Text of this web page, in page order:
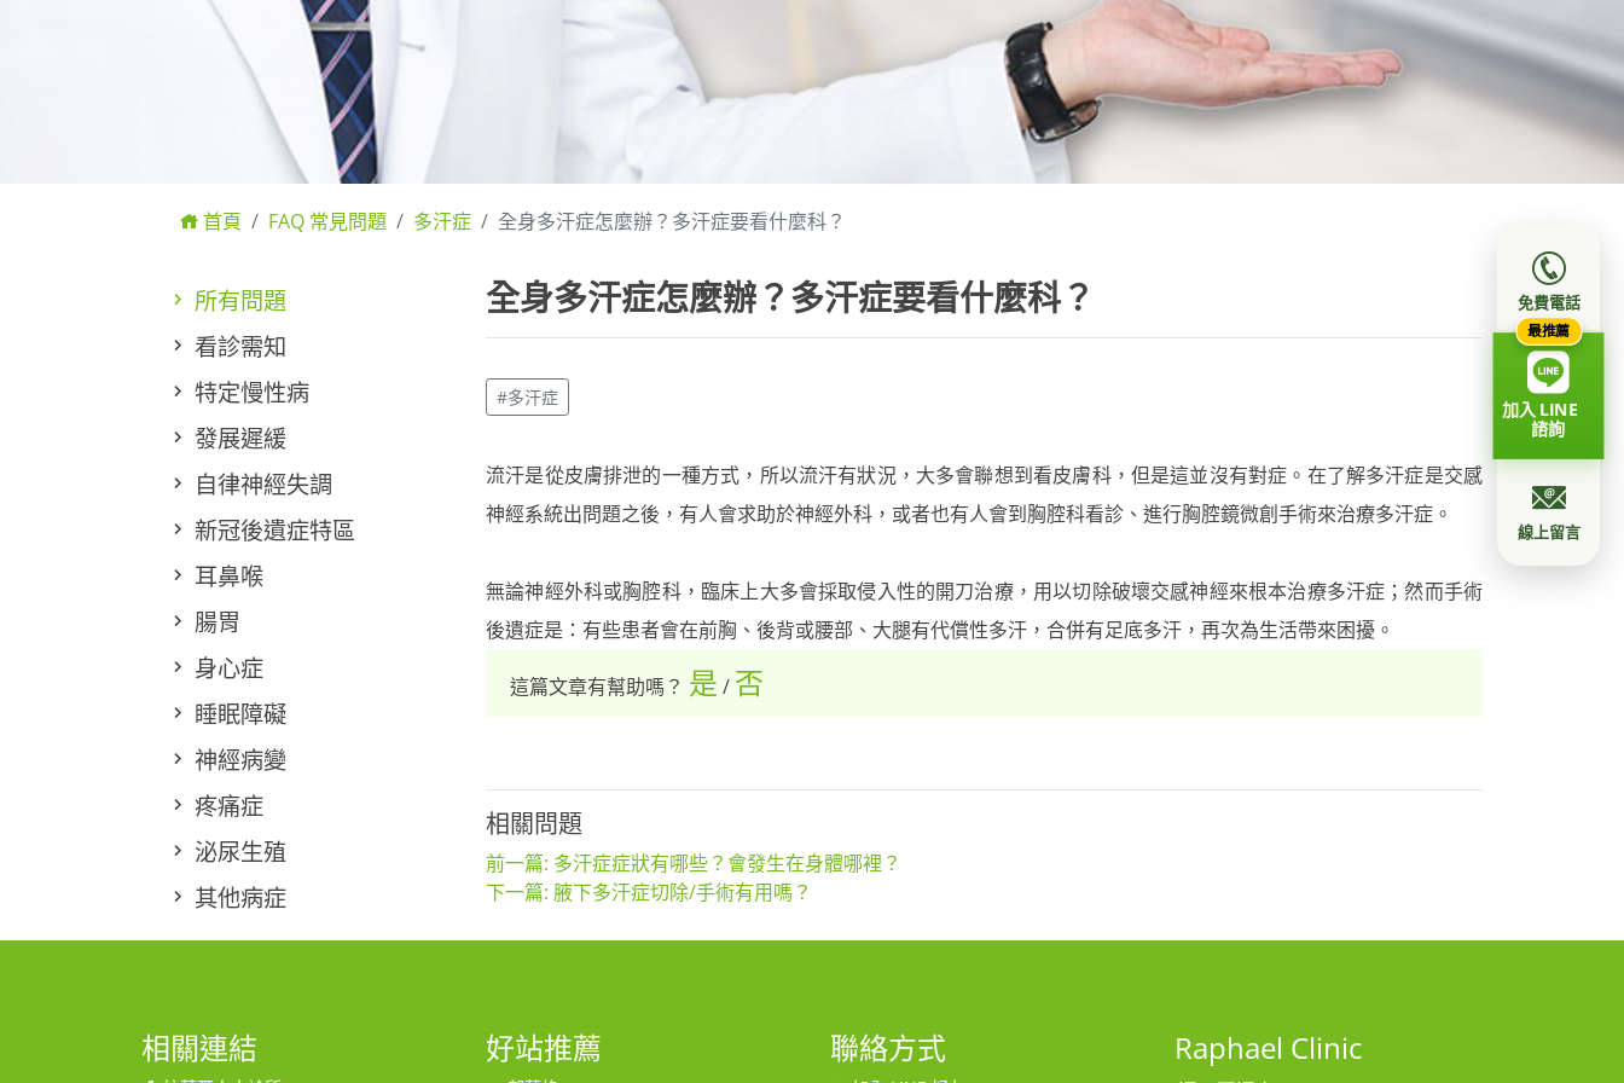
首頁 FAQ 常見問題 多汗症 全身多汗症怎麼辦？多汗症要看什麼科？
所有問題
看診需知
特定慢性病
發展遲緩
自律神經失調
新冠後遺症特區
耳鼻喉
腸胃
身心症
睡眠障礙
神經病變
疼痛症
泌尿生殖
其他病症
全身多汗症怎麼辦？多汗症要看什麼科？
#多汗症
流汗是從皮膚排泄的一種方式，所以流汗有狀況，大多會聯想到看皮膚科，但是這並沒有對症。在了解多汗症是交感
神經系統出問題之後，有人會求助於神經外科，或者也有人會到胸腔科看診、進行胸腔鏡微創手術來治療多汗症。
無論神經外科或胸腔科，臨床上大多會採取侵入性的開刀治療，用以切除破壞交感神經來根本治療多汗症；然而手術
後遺症是：有些患者會在前胸、後背或腰部、大腿有代償性多汗，合併有足底多汗，再次為生活帶來困擾。
這篇文章有幫助嗎？ 是 / 否
相關問題
前一篇: 多汗症症狀有哪些？會發生在身體哪裡？
下一篇: 腋下多汗症切除/手術有用嗎？
相關連結 好站推薦 聯絡方式 Raphael Clinic
免費電話
最推薦
加入 LINE
諮詢
線上留言